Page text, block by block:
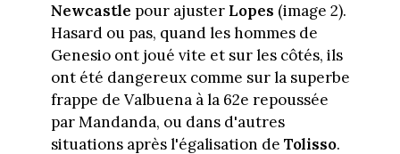
Newcastle pour ajuster Lopes (image 2).
Hasard ou pas, quand les hommes de
Genesio ont joué vite et sur les côtés, ils
ont été dangereux comme sur la superbe
frappe de Valbuena à la 62e repoussée
par Mandanda, ou dans d'autres
situations après l'égalisation de Tolisso.